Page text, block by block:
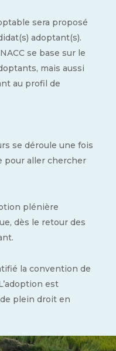
sera proposé
adoptant(s).
se base sur le
mais aussi
au profil de
se déroule une fois
pour aller chercher
plénière
dès le retour des
la convention de
est
plein droit en